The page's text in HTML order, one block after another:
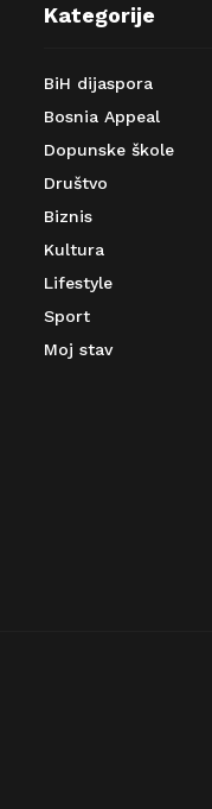
Kategorije
BiH dijaspora
Bosnia Appeal
Dopunske škole
Društvo
Biznis
Kultura
Lifestyle
Sport
Moj stav